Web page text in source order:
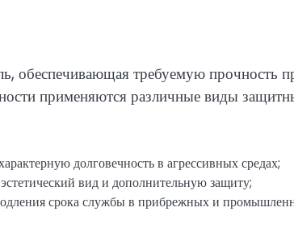
обеспечивающая требуемую прочность
применяются различные виды
долговечность в агрессивных средах;
вид и дополнительную защиту;
срока службы в прибрежных и